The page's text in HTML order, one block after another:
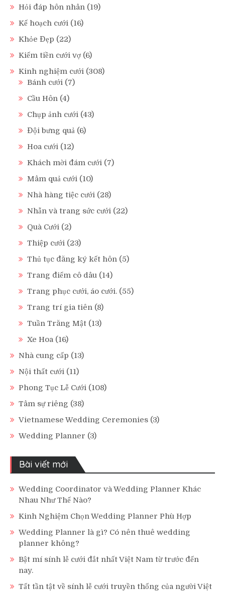
Hỏi đáp hôn nhân (19)
Kế hoạch cưới (16)
Khỏe Đẹp (22)
Kiếm tiền cưới vợ (6)
Kinh nghiệm cưới (308)
Bánh cưới (7)
Cầu Hôn (4)
Chụp ảnh cưới (43)
Đội bưng quả (6)
Hoa cưới (12)
Khách mời đám cưới (7)
Mâm quả cưới (10)
Nhà hàng tiệc cưới (28)
Nhẫn và trang sức cưới (22)
Quà Cưới (2)
Thiệp cưới (23)
Thủ tục đăng ký kết hôn (5)
Trang điểm cô dâu (14)
Trang phục cưới, áo cưới. (55)
Trang trí gia tiên (8)
Tuần Trăng Mật (13)
Xe Hoa (16)
Nhà cung cấp (13)
Nội thất cưới (11)
Phong Tục Lễ Cưới (108)
Tâm sự riêng (38)
Vietnamese Wedding Ceremonies (3)
Wedding Planner (3)
Bài viết mới
Wedding Coordinator và Wedding Planner Khác
Nhau Như Thế Nào?
Kinh Nghiệm Chọn Wedding Planner Phù Hợp
Wedding Planner là gì? Có nên thuê wedding
planner không?
Bật mí sính lễ cưới đắt nhất Việt Nam từ trước đến
nay.
Tất tần tật về sính lễ cưới truyền thống của người Việt